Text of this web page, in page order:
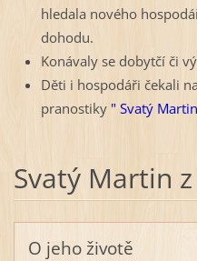
hledala nového
dohodu.
Konávaly se dobytčí či
Děti i hospodáři čekali
pranostiky " Svatý
Svatý Martin
O jeho životě